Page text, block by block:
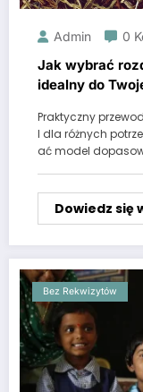
Admin 0
Jak wybrać
idealny do
Praktyczny
l dla różnych
ać model
Dowiedz się
Bez Rekwizytów